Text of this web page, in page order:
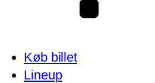
Køb billet
Lineup